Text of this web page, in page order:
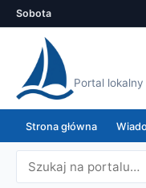
Sobota
Portal
Strona główna